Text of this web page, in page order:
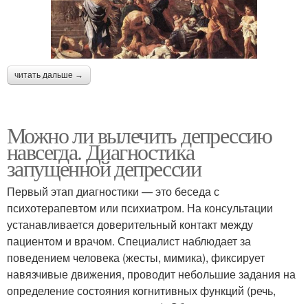
читать дальше →
Можно ли вылечить депрессию
навсегда. Диагностика
запущенной депрессии
Первый этап диагностики — это беседа с
психотерапевтом или психиатром. На консультации
устанавливается доверительный контакт между
пациентом и врачом. Специалист наблюдает за
поведением человека (жесты, мимика), фиксирует
навязчивые движения, проводит небольшие задания на
определение состояния когнитивных функций (речь,